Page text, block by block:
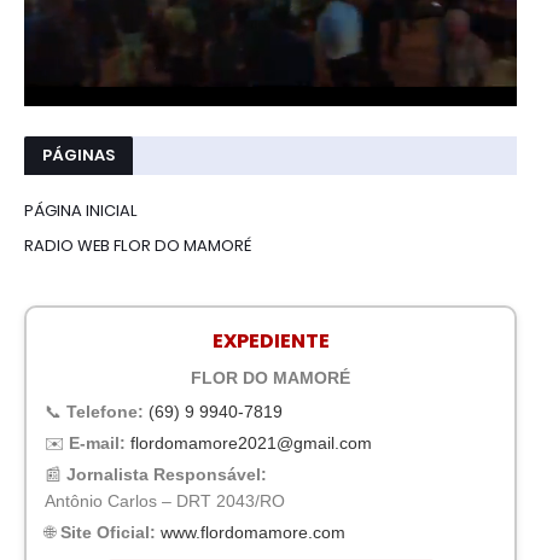
PÁGINAS
PÁGINA INICIAL
RADIO WEB FLOR DO MAMORÉ
EXPEDIENTE
FLOR DO MAMORÉ
📞 Telefone: (69) 9 9940-7819
✉️ E-mail: flordomamore2021@gmail.com
📰 Jornalista Responsável:
Antônio Carlos – DRT 2043/RO
🌐Site Oficial: www.flordomamore.com